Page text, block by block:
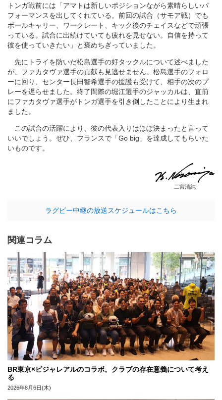
トンガ戦前には「アマトは新しいポジションながら素晴らしいパ
フォーマンスを出してくれている。前回の試合（サモア戦）でも
ボールキャリー、ワークレート、キック後のチェイスなどで頑張
っている。試合に出続けていても疲れを見せない。自信を持って
彼を使っていきたい」と褒めちぎっていました。
先にトライを防いだ松島選手の好タックルについて述べました
が、ファカタヴァ選手の貢献も見逃せません。松島選手のフォロ
ーに回り、センター長田智希選手の援護も受けて、相手の次のプ
レーを遅らせました。終了間際の堀江選手のジャッカルは、直前
にファカタヴァ選手がトンガ選手を引き倒したことにより生まれ
ました。
この試合の活躍により、彼の代表入りはほぼ決まったと言って
いいでしょう。ぜひ、フランスで「Go big」を達成してもらいた
いものです。
二宮清純
ラグビー中継の放送スケジュールはこちら
関連コラム
BR東京×ビジャレアルのコラボ。クラブの存在意義について考え
る
2026年8月6日(木)